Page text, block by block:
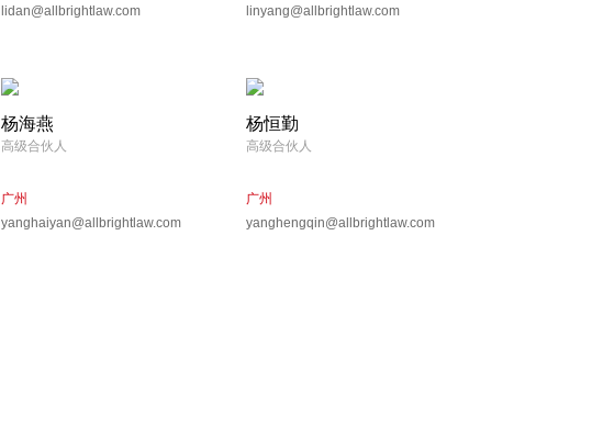
lidan@allbrightlaw.com
linyang@allbrightlaw.com
杨海燕
高级合伙人
广州
yanghaiyan@allbrightlaw.com
杨恒勤
高级合伙人
广州
yanghengqin@allbrightlaw.com